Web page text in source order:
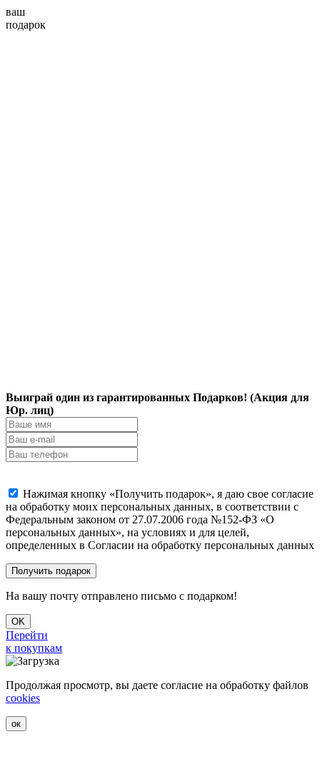
ваш
подарок
Выиграй один из гарантированных Подарков! (Акция для
Юр. лиц)
Нажимая кнопку «Получить подарок», я даю свое согласие
на обработку моих персональных данных, в соответствии с
Федеральным законом от 27.07.2006 года №152-ФЗ «О
персональных данных», на условиях и для целей,
определенных в Согласии на обработку персональных данных
На вашу почту отправлено письмо с подарком!
OK
Перейти
к покупкам
Продолжая просмотр, вы даете согласие на обработку файлов
cookies
ок